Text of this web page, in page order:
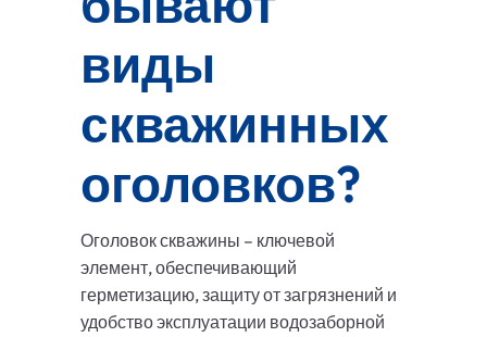
виды
скважинных
оголовков?
Оголовок скважины – ключевой
элемент, обеспечивающий
герметизацию, защиту от загрязнений и
удобство эксплуатации водозаборной